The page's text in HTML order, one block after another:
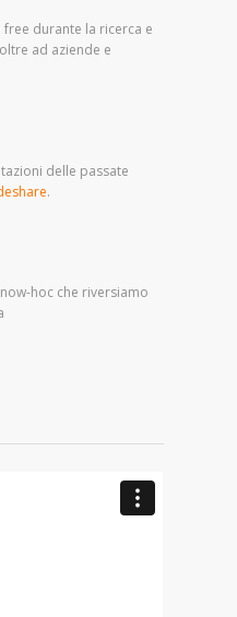
durante la ricerca e
ad aziende e
delle passate
.
hoc che riversiamo